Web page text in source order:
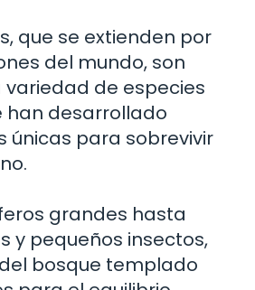
que se extienden por
del mundo, son
variedad de especies
han desarrollado
únicas para sobrevivir
grandes hasta
y pequeños insectos,
bosque templado